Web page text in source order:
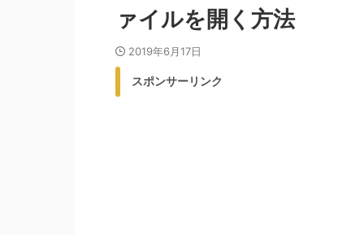
ァイルを開く方法
2019年6月17日
スポンサーリンク